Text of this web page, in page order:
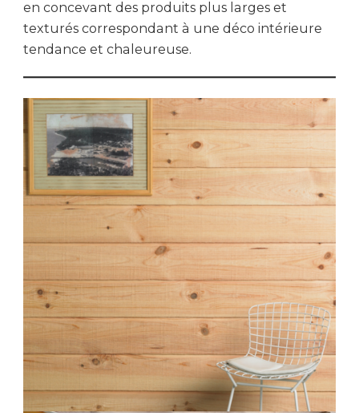
en concevant des produits plus larges et
texturés correspondant à une déco intérieure
tendance et chaleureuse.